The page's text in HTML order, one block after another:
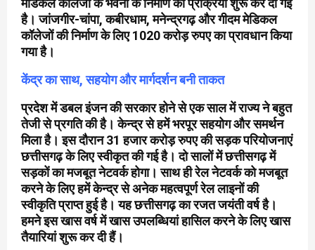
मेडिकल कॉलेजों के भवनों के निर्माण की प्रक्रिया शुरू कर दी गई
है। जांजगीर-चांपा, कबीरधाम, मनेन्द्रगढ़ और गीदम मेडिकल
कॉलेजों की निर्माण के लिए 1020 करोड़ रुपए का प्रावधान किया
गया है।
केंद्र का साथ, सहयोग और मार्गदर्शन बनी ताकत
प्रदेश में डबल इंजन की सरकार होने से एक साल में राज्य ने बहुत
तेजी से प्रगति की है। केन्द्र से हमें भरपूर सहयोग और समर्थन
मिला है। इस दौरान 31 हजार करोड़ रुपए की सड़क परियोजनाएं
छत्तीसगढ़ के लिए स्वीकृत की गई है। दो सालों में छत्तीसगढ़ में
सड़कों का मजबूत नेटवर्क होगा। साथ ही रेल नेटवर्क को मजबूत
करने के लिए हमें केन्द्र से अनेक महत्वपूर्ण रेल लाइनों की
स्वीकृति प्राप्त हुई है। यह छत्तीसगढ़ का रजत जयंती वर्ष है।
हमने इस खास वर्ष में खास उपलब्धियां हासिल करने के लिए खास
तैयारियां शुरू कर दी हैं।